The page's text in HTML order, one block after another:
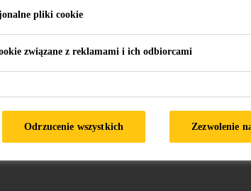
Nasze media
społecznościowe
pliki cookie
związane z reklamami i ich odbiorcami
Odrzucenie wszystkich Zezwolenie